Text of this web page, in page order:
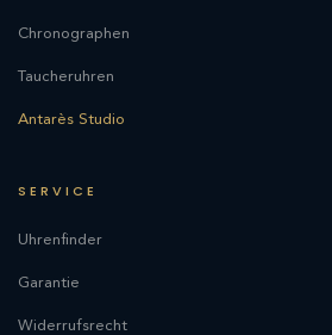
Chronographen
Taucheruhren
Antarès Studio
SERVICE
Uhrenfinder
Garantie
Widerrufsrecht